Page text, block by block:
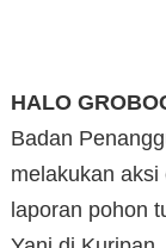
HALO
Badan
melakukan
laporan pohon